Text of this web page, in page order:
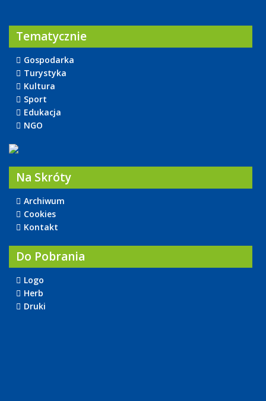
Tematycznie
Gospodarka
Turystyka
Kultura
Sport
Edukacja
NGO
Na Skróty
Archiwum
Cookies
Kontakt
Do Pobrania
Logo
Herb
Druki